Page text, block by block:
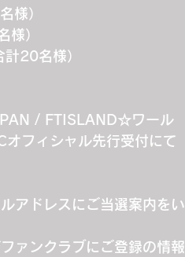
様）
様）
20名様）
/ FTISLAND☆ワール
フィシャル先行受付にて
アドレスにご当選案内をい
ァンクラブにご登録の情報